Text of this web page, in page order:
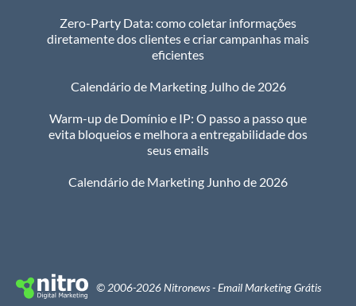
Zero-Party Data: como coletar informações
diretamente dos clientes e criar campanhas mais
eficientes
Calendário de Marketing Julho de 2026
Warm-up de Domínio e IP: O passo a passo que
evita bloqueios e melhora a entregabilidade dos
seus emails
Calendário de Marketing Junho de 2026
© 2006-2026 Nitronews - Email Marketing Grátis